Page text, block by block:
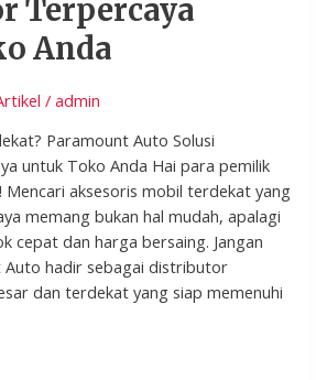
Terpercaya
Anda
/admin
Paramount Auto Solusi
untuk Toko Anda Hai para pemilik
aksesoris mobil terdekat yang
memang bukan hal mudah, apalagi
cepat dan harga bersaing. Jangan
Auto hadir sebagai distributor
dan terdekat yang siap memenuhi